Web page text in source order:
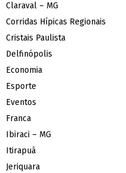
Claraval – MG
Corridas Hípicas Regionais
Cristais Paulista
Delfinópolis
Economia
Esporte
Eventos
Franca
Ibiraci – MG
Itirapuã
Jeriquara